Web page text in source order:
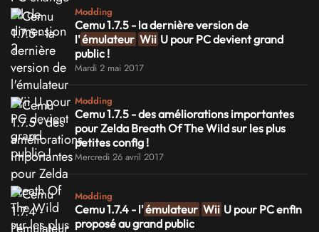
Modding
Cemu 1.7.5 - la dernière version de
l'émulateur Wii U pour PC devient grand
public !
Mardi 2 mai 2017
Modding
Cemu 1.7.5 - des améliorations importantes
pour Zelda Breath Of The Wild sur les plus
petites config !
Mercredi 26 avril 2017
Modding
Cemu 1.7.4 - l'émulateur Wii U pour PC enfin
proposé au grand public